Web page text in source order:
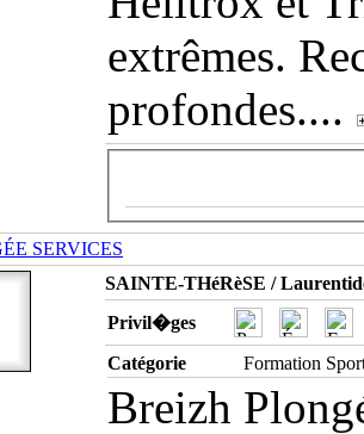
extrêmes.
profondes....
SERVICES
SAINTE-THéRèSE /
Privil�ges
Catégorie
Formation
Breizh